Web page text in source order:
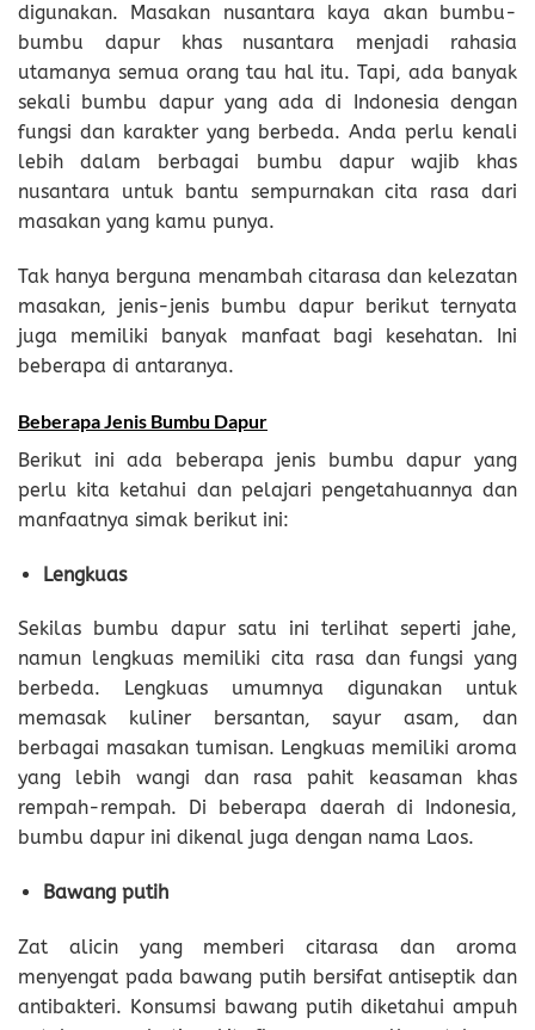
digunakan. Masakan nusantara kaya akan bumbu-
bumbu dapur khas nusantara menjadi rahasia
utamanya semua orang tau hal itu. Tapi, ada banyak
sekali bumbu dapur yang ada di Indonesia dengan
fungsi dan karakter yang berbeda. Anda perlu kenali
lebih dalam berbagai bumbu dapur wajib khas
nusantara untuk bantu sempurnakan cita rasa dari
masakan yang kamu punya.
Tak hanya berguna menambah citarasa dan kelezatan
masakan, jenis-jenis bumbu dapur berikut ternyata
juga memiliki banyak manfaat bagi kesehatan. Ini
beberapa di antaranya.
Beberapa Jenis Bumbu Dapur
Berikut ini ada beberapa jenis bumbu dapur yang
perlu kita ketahui dan pelajari pengetahuannya dan
manfaatnya simak berikut ini:
Lengkuas
Sekilas bumbu dapur satu ini terlihat seperti jahe,
namun lengkuas memiliki cita rasa dan fungsi yang
berbeda. Lengkuas umumnya digunakan untuk
memasak kuliner bersantan, sayur asam, dan
berbagai masakan tumisan. Lengkuas memiliki aroma
yang lebih wangi dan rasa pahit keasaman khas
rempah-rempah. Di beberapa daerah di Indonesia,
bumbu dapur ini dikenal juga dengan nama Laos.
Bawang putih
Zat alicin yang memberi citarasa dan aroma
menyengat pada bawang putih bersifat antiseptik dan
antibakteri. Konsumsi bawang putih diketahui ampuh